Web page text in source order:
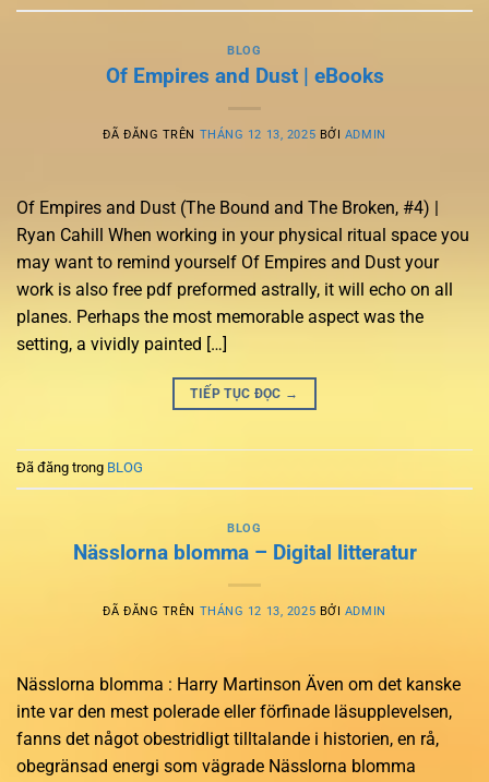
BLOG
Of Empires and Dust | eBooks
ĐÃ ĐĂNG TRÊN THÁNG 12 13, 2025 BỞI ADMIN
Of Empires and Dust (The Bound and The Broken, #4) |
Ryan Cahill When working in your physical ritual space you
may want to remind yourself Of Empires and Dust your
work is also free pdf preformed astrally, it will echo on all
planes. Perhaps the most memorable aspect was the
setting, a vividly painted […]
TIẾP TỤC ĐỌC →
Đã đăng trong BLOG
BLOG
Nässlorna blomma – Digital litteratur
ĐÃ ĐĂNG TRÊN THÁNG 12 13, 2025 BỞI ADMIN
Nässlorna blomma : Harry Martinson Även om det kanske
inte var den mest polerade eller förfinade läsupplevelsen,
fanns det något obestridligt tilltalande i historien, en rå,
obegränsad energi som vägrade Nässlorna blomma